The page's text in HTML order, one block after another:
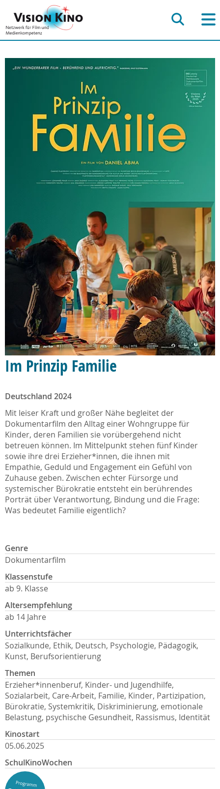
Im Prinzip Familie
Deutschland 2024
Mit leiser Kraft und großer Nähe begleitet der
Dokumentarfilm den Alltag einer Wohngruppe für
Kinder, deren Familien sie vorübergehend nicht
betreuen können. Im Mittelpunkt stehen fünf Kinder
sowie ihre drei Erzieher*innen, die ihnen mit
Empathie, Geduld und Engagement ein Gefühl von
Zuhause geben. Zwischen echter Fürsorge und
systemischer Bürokratie entsteht ein berührendes
Porträt über Verantwortung, Bindung und die Frage:
Was bedeutet Familie eigentlich?
Genre
Dokumentarfilm
Klassenstufe
ab 9. Klasse
Altersempfehlung
ab 14 Jahre
Unterrichtsfächer
Sozialkunde, Ethik, Deutsch, Psychologie, Pädagogik,
Kunst, Berufsorientierung
Themen
Erzieher*innenberuf, Kinder- und Jugendhilfe,
Sozialarbeit, Care-Arbeit, Familie, Kinder, Partizipation,
Bürokratie, Systemkritik, Diskriminierung, emotionale
Belastung, psychische Gesundheit, Rassismus, Identität
Kinostart
05.06.2025
SchulKinoWochen